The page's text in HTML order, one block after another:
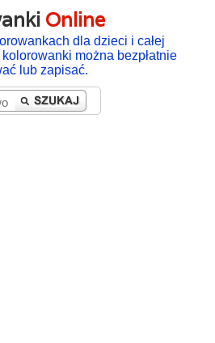
Online
dla dzieci i całej
można bezpłatnie
lub zapisać.